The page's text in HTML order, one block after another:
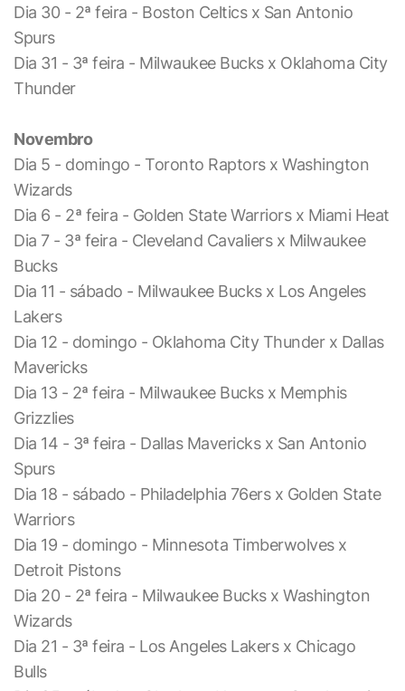
Dia 30 - 2ª feira - Boston Celtics x San Antonio
Spurs
Dia 31 - 3ª feira - Milwaukee Bucks x Oklahoma City
Thunder
Novembro
Dia 5 - domingo - Toronto Raptors x Washington
Wizards
Dia 6 - 2ª feira - Golden State Warriors x Miami Heat
Dia 7 - 3ª feira - Cleveland Cavaliers x Milwaukee
Bucks
Dia 11 - sábado - Milwaukee Bucks x Los Angeles
Lakers
Dia 12 - domingo - Oklahoma City Thunder x Dallas
Mavericks
Dia 13 - 2ª feira - Milwaukee Bucks x Memphis
Grizzlies
Dia 14 - 3ª feira - Dallas Mavericks x San Antonio
Spurs
Dia 18 - sábado - Philadelphia 76ers x Golden State
Warriors
Dia 19 - domingo - Minnesota Timberwolves x
Detroit Pistons
Dia 20 - 2ª feira - Milwaukee Bucks x Washington
Wizards
Dia 21 - 3ª feira - Los Angeles Lakers x Chicago
Bulls